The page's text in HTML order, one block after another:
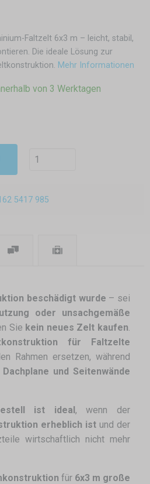
Faltzelt 6x3 m – leicht, stabil,
Die ideale Lösung zur
Mehr Informationen
von 3 Werktagen
5417 985
beschädigt wurde – sei
oder unsachgemäße
Sie kein neues Zelt kaufen
für Faltzelte
Rahmen ersetzen, während
und Seitenwände
ist ideal, wenn der
erheblich ist und der
wirtschaftlich nicht mehr
für 6x3 m große